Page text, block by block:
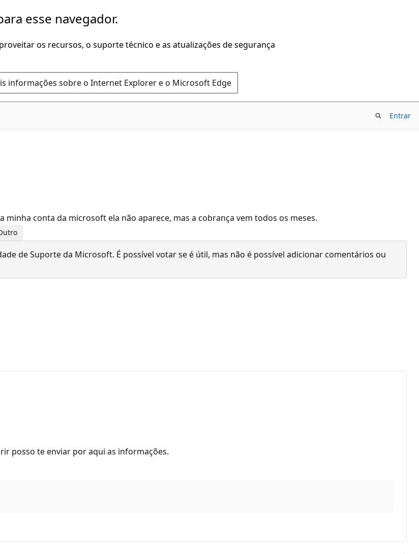
esse navegador.
os recursos, o suporte técnico e as atualizações de segurança
informações sobre o Internet Explorer e o Microsoft Edge
Entrar
conta da microsoft ela não aparece, mas a cobrança vem todos os meses.
de Suporte da Microsoft. É possível votar se é útil, mas não é possível adicionar comentários ou
posso te enviar por aqui as informações.